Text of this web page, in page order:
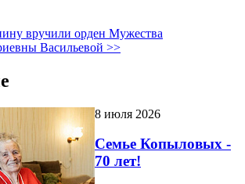
вручили орден Мужества
Васильевой >>
8 июля 2026
Семье Копыловых -
70 лет!